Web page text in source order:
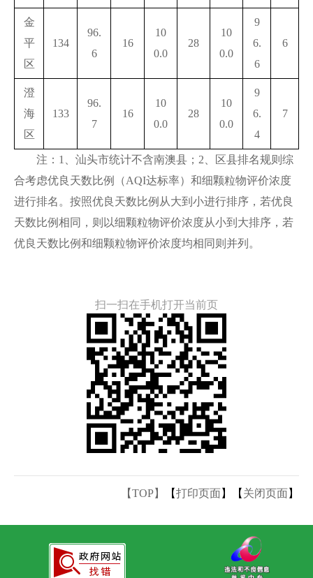
金
平
区
134
96.
6
16
10
0.0
28
10
0.0
9
6.
6
6
澄
海
区
133
96.
7
16
10
0.0
28
10
0.0
9
6.
4
7
注：1、汕头市统计不含南澳县；2、区县排名规则综
合考虑优良天数比例（AQI达标率）和细颗粒物评价浓度
进行排名。按照优良天数比例从大到小进行排序，若优良
天数比例相同，则以细颗粒物评价浓度从小到大排序，若
优良天数比例和细颗粒物评价浓度均相同则并列。
扫一扫在手机打开当前页
【TOP】 【打印页面】【 关闭页面】